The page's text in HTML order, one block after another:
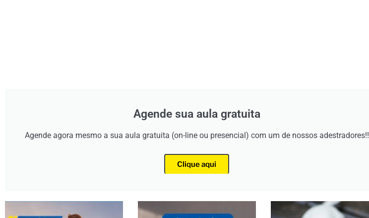
Agende sua aula gratuita
Agende agora mesmo a sua aula gratuita (on-line ou presencial) com um de nossos adestradores!!
Clique aqui